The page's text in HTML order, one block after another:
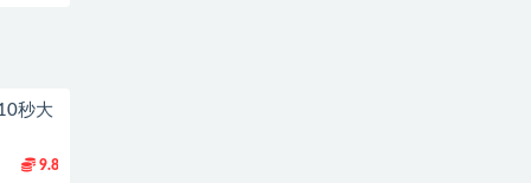
秒大
9.8